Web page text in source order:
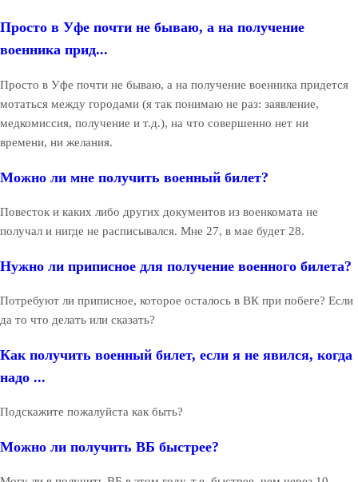
Просто в Уфе почти не бываю, а на получение
военника прид...
Просто в Уфе почти не бываю, а на получение военника придется
мотаться между городами (я так понимаю не раз: заявление,
медкомиссия, получение и т.д.), на что совершенно нет ни
времени, ни желания.
Можно ли мне получить военный билет?
Повесток и каких либо других документов из военкомата не
получал и нигде не расписывался. Мне 27, в мае будет 28.
Нужно ли приписное для получение военного билета?
Потребуют ли приписное, которое осталось в ВК при побеге? Если
да то что делать или сказать?
Как получить военный билет, если я не явился, когда
надо ...
Подскажите пожалуйста как быть?
Можно ли получить ВБ быстрее?